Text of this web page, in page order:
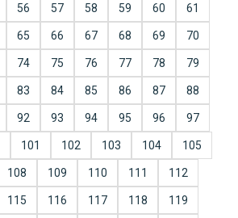
56 57 58 59 60 61
65 66 67 68 69 70
74 75 76 77 78 79
83 84 85 86 87 88
92 93 94 95 96 97
101 102 103 104 105
108 109 110 111 112
115 116 117 118 119